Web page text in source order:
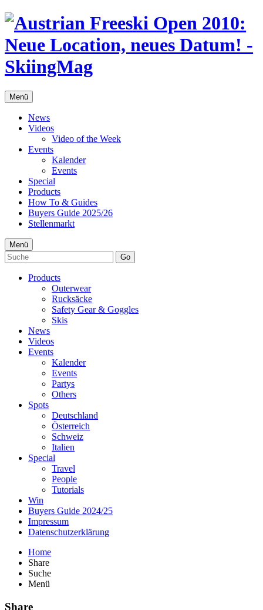
Menü
News
Videos
Video of the Week
Events
Kalender
Events
Special
Products
How To & Guides
Buyers Guide 2025/26
Stellenmarkt
Menü
Go
Products
Outerwear
Rucksäcke
Safety Gear & Goggles
Skis
News
Videos
Events
Kalender
Events
Partys
Others
Spots
Deutschland
Österreich
Schweiz
Italien
Special
Travel
People
Tutorials
Win
Buyers Guide 2024/25
Impressum
Datenschutzerklärung
Home
Share
Suche
Menü
Share